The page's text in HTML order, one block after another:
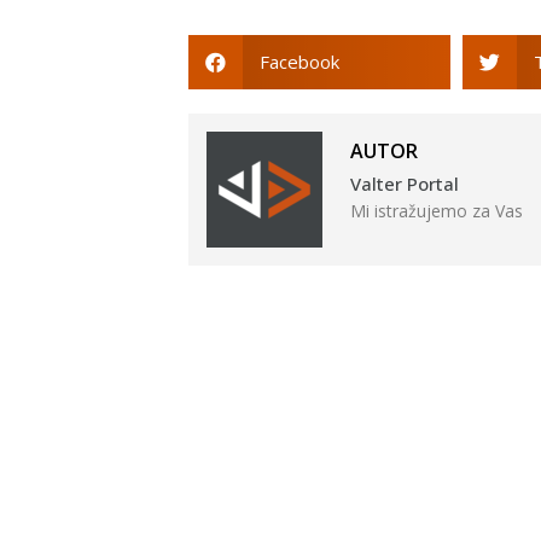
Facebook
AUTOR
Valter Portal
Mi istražujemo za Vas